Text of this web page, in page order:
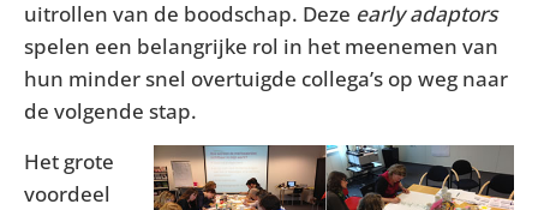
uitrollen van de boodschap. Deze early adaptors
spelen een belangrijke rol in het meenemen van
hun minder snel overtuigde collega’s op weg naar
de volgende stap.
Het grote
voordeel